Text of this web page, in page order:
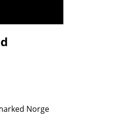
Norge